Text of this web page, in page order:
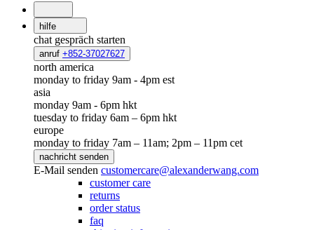
hilfe
chat gespräch starten
anruf +852-37027627
north america
monday to friday 9am - 4pm est
asia
monday 9am - 6pm hkt
tuesday to friday 6am – 6pm hkt
europe
monday to friday 7am – 11am; 2pm – 11pm cet
nachricht senden
E-Mail senden customercare@alexanderwang.com
customer care
returns
order status
faq